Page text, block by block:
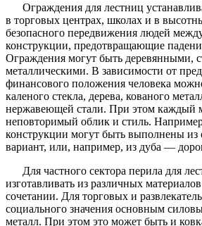
Ограждения для лестниц
в торговых центрах, школах и в
безопасного передвижения людей
конструкции, предотвращающие
Ограждения могут быть деревянными,
металлическими. В зависимости от
финансового положения человека
каленого стекла, дерева, кованого
нержавеющей стали. При этом каждый
неповторимый облик и стиль.
конструкции могут быть выполнены
вариант, или, например, из дуба —
Для частного сектора перила для
изготавливать из различных
сочетании. Для торговых и
социального значения основным
металл. При этом это может быть и